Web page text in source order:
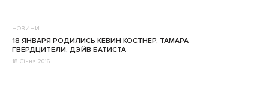
НОВИНИ
18 ЯНВАРЯ РОДИЛИСЬ КЕВИН КОСТНЕР, ТАМАРА
ГВЕРДЦИТЕЛИ, ДЭЙВ БАТИСТА
18 Січня 2016